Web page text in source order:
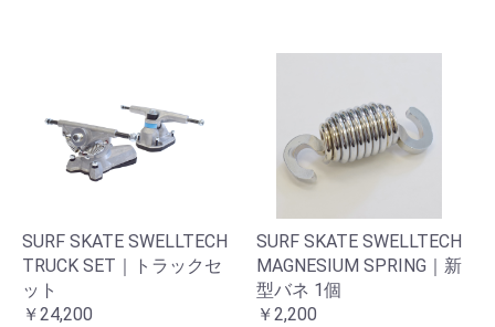
SURF SKATE SWELLTECH
TRUCK SET｜トラックセ
ット
￥24,200
SURF SKATE SWELLTECH
MAGNESIUM SPRING｜新
型バネ 1個
￥2,200